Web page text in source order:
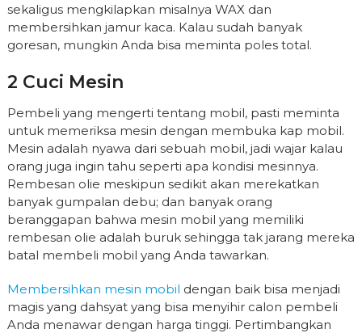
sekaligus mengkilapkan misalnya WAX dan
membersihkan jamur kaca. Kalau sudah banyak
goresan, mungkin Anda bisa meminta poles total.
2 Cuci Mesin
Pembeli yang mengerti tentang mobil, pasti meminta
untuk memeriksa mesin dengan membuka kap mobil.
Mesin adalah nyawa dari sebuah mobil, jadi wajar kalau
orang juga ingin tahu seperti apa kondisi mesinnya.
Rembesan olie meskipun sedikit akan merekatkan
banyak gumpalan debu; dan banyak orang
beranggapan bahwa mesin mobil yang memiliki
rembesan olie adalah buruk sehingga tak jarang mereka
batal membeli mobil yang Anda tawarkan.
Membersihkan mesin mobil dengan baik bisa menjadi
magis yang dahsyat yang bisa menyihir calon pembeli
Anda menawar dengan harga tinggi. Pertimbangkan